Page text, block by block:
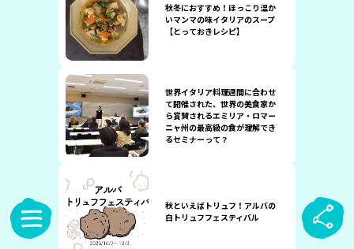
秋冬におすすめ！ほっこり温か
いマンマの味イタリアのスープ
【とっておきレシピ】
世界イタリア料理週間に合わせ
て開催された、世界の美食家か
ら賞賛されるエミリア・ロマー
ニャ州の最高級の食が理解でき
るセミナーって？
秋といえばトリュフ！アルバの
白トリュフフェスティバル